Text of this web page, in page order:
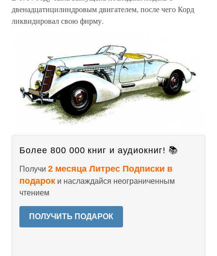
двенадцатицилиндровым двигателем, после чего Корд
ликвидировал свою фирму.
Более 800 000 книг и аудиокниг! 📚
Получи 2 месяца Литрес Подписки в
подарок и наслаждайся неограниченным
чтением
ПОЛУЧИТЬ ПОДАРОК